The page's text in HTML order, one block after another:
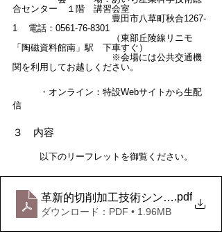
合センター　１階　講習会室
豊田市八草町秋合1267-
1    電話：0561-76-8301
（東部丘陵線リニモ
「陶磁資料館南」駅　下車すぐ）
※会場には公共交通機
関を利用してお越しください。
・オンライン：特設Webサイトから生配
信
３　内容
以下のリーフレットを御覧ください。
革新的切削加工技術シンポジウム
.pdf
ダウンロード：PDF • 1.96MB